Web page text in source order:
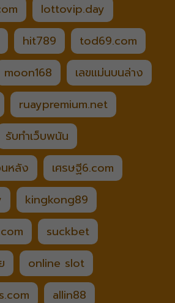
lottovip.day
hit789
tod69.com
moon168
เลขแม่นบนล่าง
ruaypremium.net
รับทำเว็บพนัน
หลัง
เศรษฐี6.com
kingkong89
suckbet
online slot
allin88